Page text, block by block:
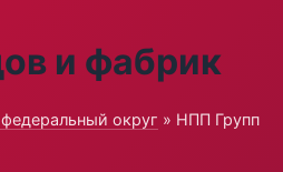
и фабрик
округ » НПП Групп